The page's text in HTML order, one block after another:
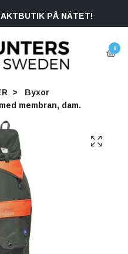
PÅ NÄTET!
0
Byxor
membran, dam.